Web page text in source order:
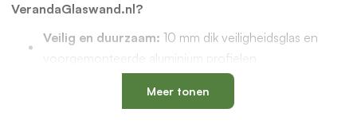
VerandaGlaswand.nl?
Veilig en duurzaam: 10 mm dik veiligheidsglas en
voorgemonteerde aluminium profielen
met een vervangbaar loopspoor,
geïntegreerde waterafvoer en verkrijgbaar in antraciet
Meer tonen